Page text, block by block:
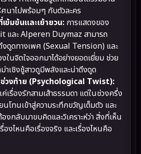
นาไปพร้อมๆ กับตัวละคร
ข้มข้นและเย้ายวน: การแสดงของ
และ Alperen Duymaz สามารถ
งดูดทางเพศ (Sexual Tension) และ
งในจิตใจออกมาได้อย่างยอดเยี่ยม ช่วย
าเชิงชู้สาวดูมีพลังและน่าดึงดูด
วงท้าย (Psychological Twist):
เรื่องรักสามเส้าธรรมดา แต่ในช่วงครึ่ง
นโทนเข้าสู่ความระทึกขวัญเต็มตัว และ
กลับมาขบคิดและวิเคราะห์ว่า สิ่งที่เห็น
งไหนคือเรื่องจริง และเรื่องไหนคือ